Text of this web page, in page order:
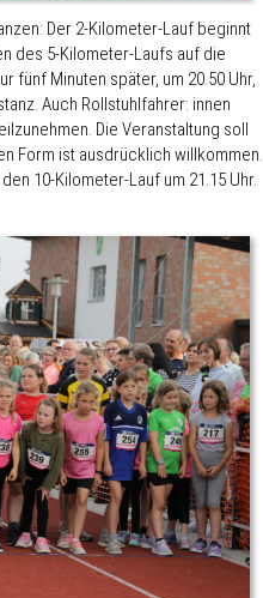
Der 2-Kilometer-Lauf beginnt
des 5-Kilometer-Laufs auf die
fünf Minuten später, um 20.50 Uhr,
Auch Rollstuhlfahrer: innen
Die Veranstaltung soll
Form ist ausdrücklich willkommen.
10-Kilometer-Lauf um 21.15 Uhr.